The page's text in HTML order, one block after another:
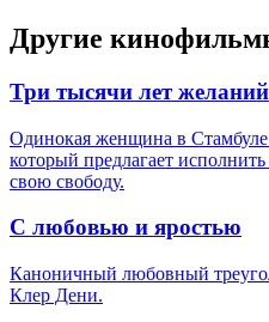
Другие
Три тысячи лет желаний
Одинокая женщина в
который предлагает
свою свободу.
С любовью и яростью
Каноничный любовный
Клер Дени.